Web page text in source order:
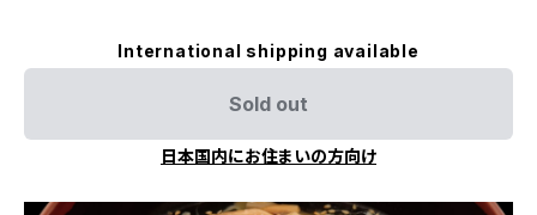
International shipping available
Sold out
日本国内にお住まいの方向け